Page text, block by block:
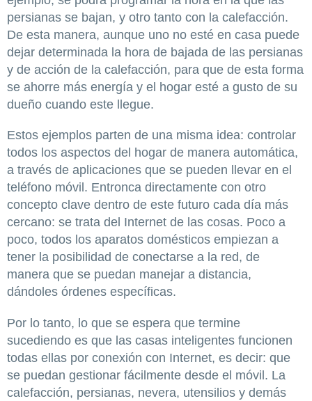
persianas se bajan, y otro tanto con la calefacción.
De esta manera, aunque uno no esté en casa puede
dejar determinada la hora de bajada de las persianas
y de acción de la calefacción, para que de esta forma
se ahorre más energía y el hogar esté a gusto de su
dueño cuando este llegue.
Estos ejemplos parten de una misma idea: controlar
todos los aspectos del hogar de manera automática,
a través de aplicaciones que se pueden llevar en el
teléfono móvil. Entronca directamente con otro
concepto clave dentro de este futuro cada día más
cercano: se trata del Internet de las cosas. Poco a
poco, todos los aparatos domésticos empiezan a
tener la posibilidad de conectarse a la red, de
manera que se puedan manejar a distancia,
dándoles órdenes específicas.
Por lo tanto, lo que se espera que termine
sucediendo es que las casas inteligentes funcionen
todas ellas por conexión con Internet, es decir: que
se puedan gestionar fácilmente desde el móvil. La
calefacción, persianas, nevera, utensilios y demás